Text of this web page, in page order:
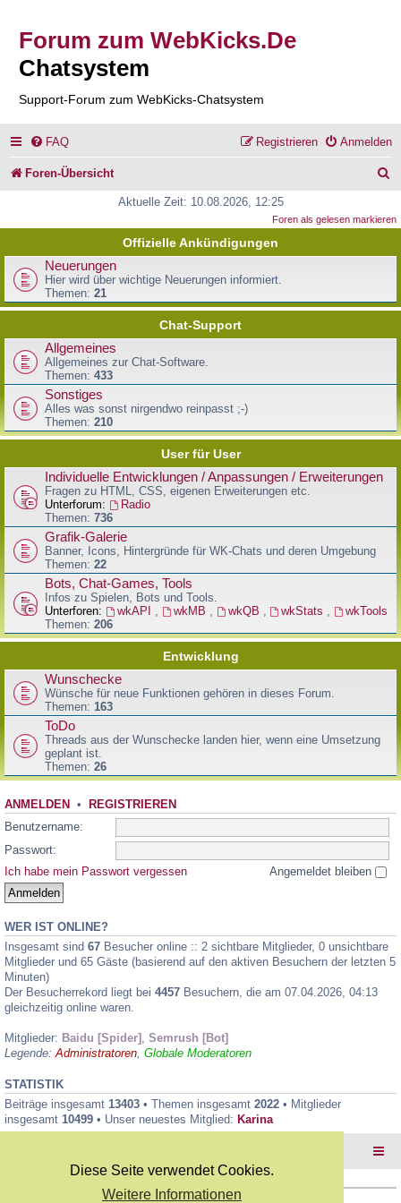
Diese Seite verwendet Cookies.
Weitere Informationen
Forum zum WebKicks.De
Chatsystem
Support-Forum zum WebKicks-Chatsystem
FAQ Anmelden
Registrieren
Foren-Übersicht
c
Aktuelle Zeit: 10.08.2026, 12:25
Foren als gelesen markieren
Offizielle Ankündigungen
Neuerungen
Hier wird über wichtige Neuerungen informiert.
Themen: 21
Chat-Support
Allgemeines
Allgemeines zur Chat-Software.
Themen: 433
Sonstiges
Alles was sonst nirgendwo reinpasst ;-)
Themen: 210
User für User
Individuelle Entwicklungen / Anpassungen / Erweiterungen
Fragen zu HTML, CSS, eigenen Erweiterungen etc.
Unterforum:
Radio
Themen: 736
Grafik-Galerie
Banner, Icons, Hintergründe für WK-Chats und deren Umgebung
Themen: 22
Bots, Chat-Games, Tools
Infos zu Spielen, Bots und Tools.
Unterforen:
wkAPI , wkMB , wkQB , wkStats ,
wkTools
Themen: 206
Entwicklung
Wunschecke
Wünsche für neue Funktionen gehören in dieses Forum.
Themen: 163
ToDo
Threads aus der Wunschecke landen hier, wenn eine Umsetzung
geplant ist.
Themen: 26
ANMELDEN • REGISTRIEREN
Benutzername:
Passwort:
Ich habe mein Passwort vergessen
Angemeldet bleiben
WER IST ONLINE?
Insgesamt sind 67 Besucher online :: 2 sichtbare Mitglieder, 0 unsichtbare
Mitglieder und 65 Gäste (basierend auf den aktiven Besuchern der letzten 5
Minuten)
Der Besucherrekord liegt bei 4457 Besuchern, die am 07.04.2026, 04:13
gleichzeitig online waren.
Mitglieder: Baidu [Spider] , Semrush [Bot]
Legende:Administratoren, Globale Moderatoren
STATISTIK
Beiträge insgesamt 13403 • Themen insgesamt 2022 • Mitglieder
insgesamt 10499 • Unser neuestes Mitglied: Karina